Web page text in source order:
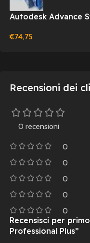
Autodesk Advance
Windows
€74,75
Recensioni dei
0 recensioni
0
0
0
0
0
Recensisci per
Professional Plus”